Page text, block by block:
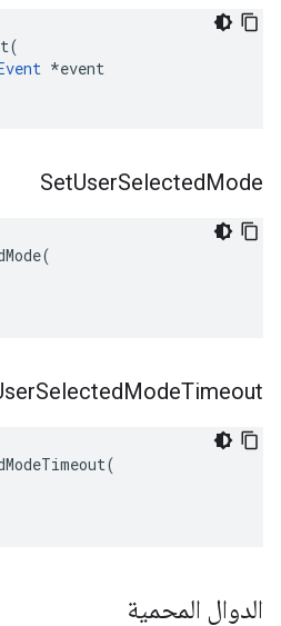
(
*event
SetUserSelectedMode
SelectedModeTimeout
الدوال المحمية